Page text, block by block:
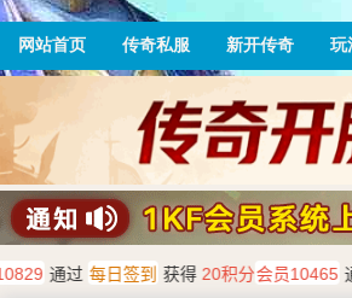
网站首页 传奇私服 新开传奇 玩